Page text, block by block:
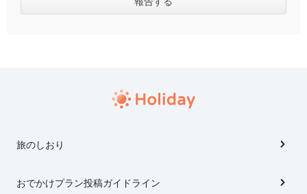
旅のしおり
おでかけプラン投稿ガイドライン